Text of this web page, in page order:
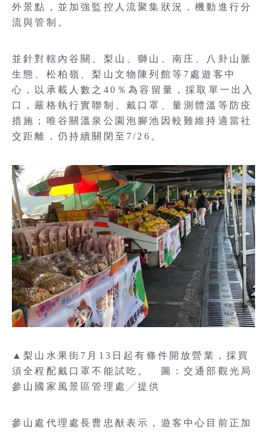
外景點，並加強監控人流聚集狀況，機動進行分
流與管制。
並針對轄內谷關、梨山、獅山、南庄、八卦山脈
生態、松柏嶺、梨山文物陳列館等7處遊客中
心，以承載人數之40％為容留量，採取單一出入
口，嚴格執行實聯制、戴口罩、量測體溫等防疫
措施；唯谷關溫泉公園泡腳池因較難維持適當社
交距離，仍持續關閉至7/26。
▲梨山水果街7月13日起有條件開放營業，採買
須全程配戴口罩不能試吃。 圖：交通部觀光局
參山國家風景區管理處╱提供
參山處代理處長曹忠猷表示，遊客中心目前正加